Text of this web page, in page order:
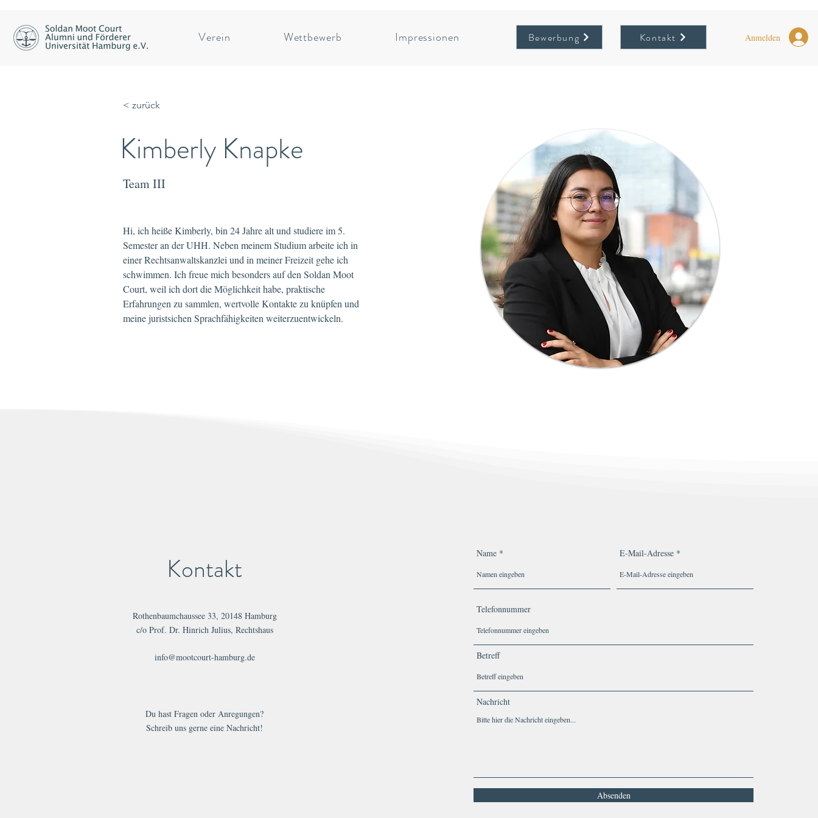
Verein Wettbewerb Impressionen Bewerbung Kontakt Anmelden
< zurück
Kimberly Knapke
Team III
Hi, ich heiße Kimberly, bin 24 Jahre alt und studiere im 5.
Semester an der UHH. Neben meinem Studium arbeite ich in
einer Rechtsanwaltskanzlei und in meiner Freizeit gehe ich
schwimmen. Ich freue mich besonders auf den Soldan Moot
Court, weil ich dort die Möglichkeit habe, praktische
Erfahrungen zu sammlen, wertvolle Kontakte zu knüpfen und
meine juristsichen Sprachfähigkeiten weiterzuentwickeln.
Kontakt
Rothenbaumchaussee 33, 20148 Hamburg
c/o Prof. Dr. Hinrich Julius, Rechtshaus
info@mootcourt-hamburg.de
Du hast Fragen oder Anregungen?
Schreib uns gerne eine Nachricht!
Name E-Mail-Adresse
Telefonnummer
Betreff
Nachricht
Absenden